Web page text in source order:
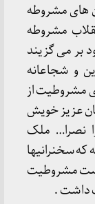
های مشروطه
مشروطه
بر می گزیند
و شجاعانه
مشروطیت از
عزیز خویش
نصرا… ملک
سخنرانیها
مشروطیت
داشت .